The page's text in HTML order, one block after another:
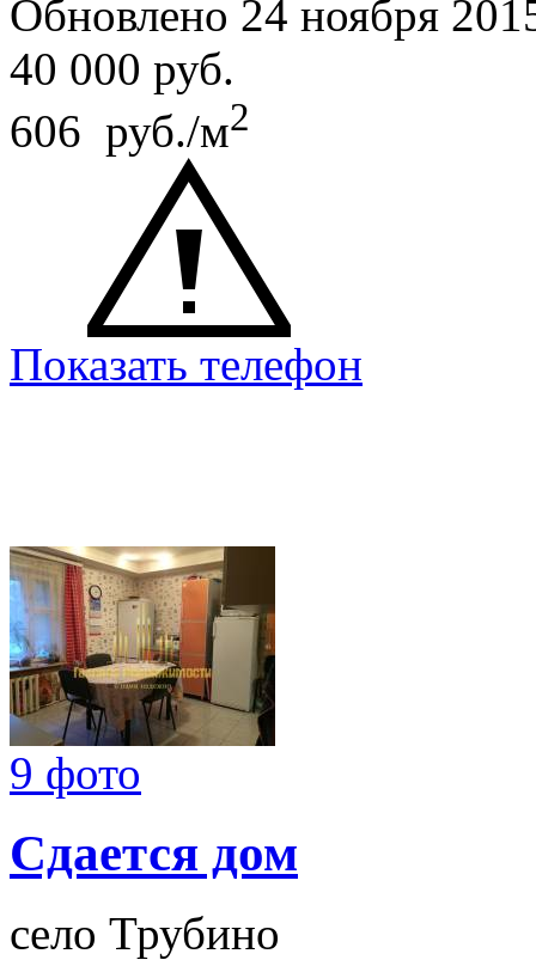
Обновлено 24 ноября
40 000 руб.
606 руб./м2
Показать телефон
9 фото
Сдается дом
село Трубино